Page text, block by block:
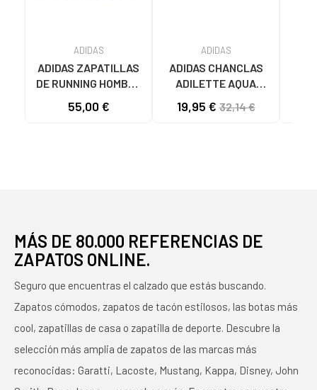
ADIDAS
ADIDAS ZAPATILLAS
DE RUNNING HOMBRE
GRIS VARIOS
55,00 €
ADIDAS
ADIDAS CHANCLAS
ADILETTE AQUA
19,95 €32,14 €
MÁS DE 80.000 REFERENCIAS DE
ZAPATOS ONLINE.
Seguro que encuentras el calzado que estás buscando.
Zapatos cómodos, zapatos de tacón estilosos, las botas más
cool, zapatillas de casa o zapatilla de deporte. Descubre la
selección más amplia de zapatos de las marcas más
reconocidas: Garatti, Lacoste, Mustang, Kappa, Disney, John